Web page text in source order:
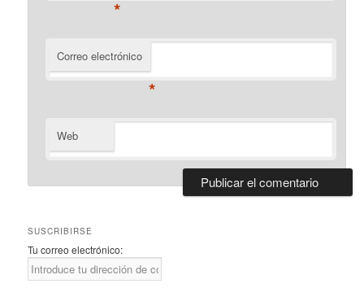
*
Correo electrónico
*
Web
SUSCRIBIRSE
Tu correo electrónico: